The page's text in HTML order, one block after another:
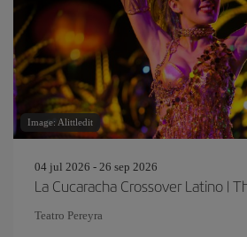
Image: Alittledit
04 jul 2026 - 26 sep 2026
La Cucaracha Crossover Latino |
Teatro Pereyra